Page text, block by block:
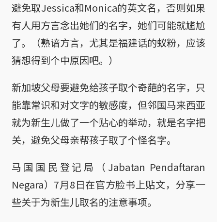
避免取Jessica和Monica的英文名，否则如果
有人用方言念出她们的名字，她们可能就尴尬
了。（熟谙方言，尤其是福建话的蚁粉，应该
猜想得到个中原因吧。）
新加坡父母要避免给孩子取个奇葩的名字，只
能靠常识和对文字的敏感度，但邻国马来西亚
就为新生儿做了一个贴心的举动，就是名字把
关，避免父母亲帮孩子取了个怪名字。
马国国民登记局（Jabatan Pendaftaran
Negara）7月8日在官方脸书上贴文，分享一
些关于为新生儿取名的注意事项。